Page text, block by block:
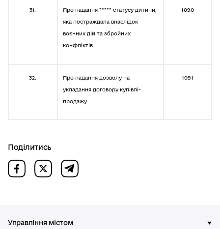
31.
Про надання ***** статусу дитини,
яка постраждала внаслідок
воєнних дій та збройних
конфліктів.
1090
32.
Про надання дозволу на
укладання договору купівлі-
продажу.
1091
Поділитись
Управління містом